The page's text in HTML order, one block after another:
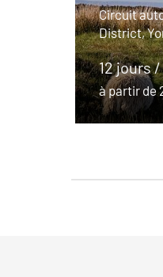
Circuit
District,
12 jours /
à partir de